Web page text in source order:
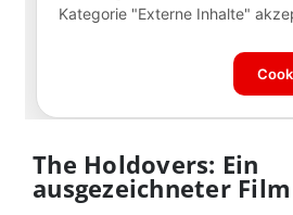
The Holdovers: Ein
ausgezeichneter Film